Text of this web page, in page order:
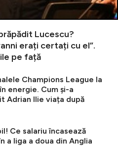
Lucescu?
erați certați cu el”.
pe față
Champions League la
energie. Cum și-a
Adrian Ilie viața după
Ce salariu încasează
a liga a doua din Anglia